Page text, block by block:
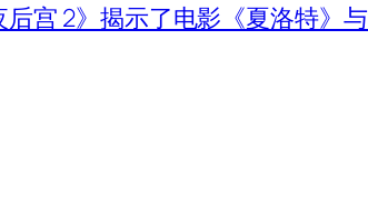
后宫 2》揭示了电影《夏洛特》